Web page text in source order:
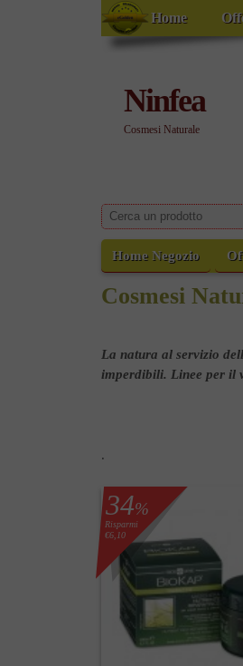
Home
Ninfea
Cosmesi Naturale
Home Negozio
Cosmesi
La natura al servizio
imperdibili. Linee per il
.
34%
Risparmi
€6,10